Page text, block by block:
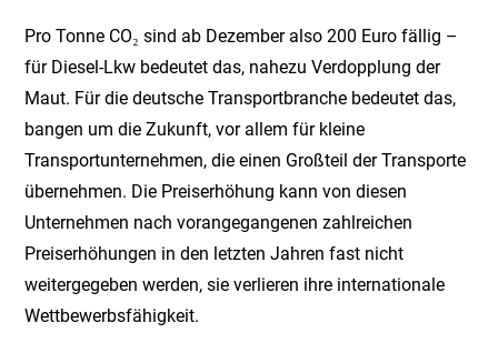
Pro Tonne CO₂ sind ab Dezember also 200 Euro fällig –
für Diesel-Lkw bedeutet das, nahezu Verdopplung der
Maut. Für die deutsche Transportbranche bedeutet das,
bangen um die Zukunft, vor allem für kleine
Transportunternehmen, die einen Großteil der Transporte
übernehmen. Die Preiserhöhung kann von diesen
Unternehmen nach vorangegangenen zahlreichen
Preiserhöhungen in den letzten Jahren fast nicht
weitergegeben werden, sie verlieren ihre internationale
Wettbewerbsfähigkeit.